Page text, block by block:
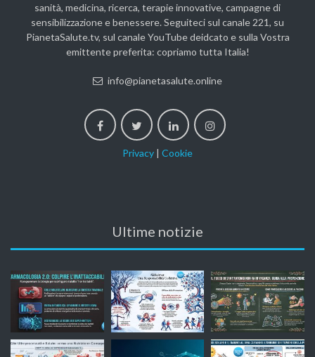
sanità, medicina, ricerca, terapie innovative, campagne di
sensibilizzazione e benessere. Seguiteci sul canale 221, su
PianetaSalute.tv, sul canale YouTube deidcato e sulla Vostra
emittente preferita: copriamo tutta Italia!
info@pianetasalute.online
Privacy | Cookie
Ultime notizie